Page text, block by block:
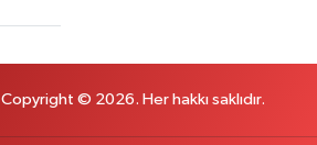
Copyright © 2026. Her hakkı saklıdır.